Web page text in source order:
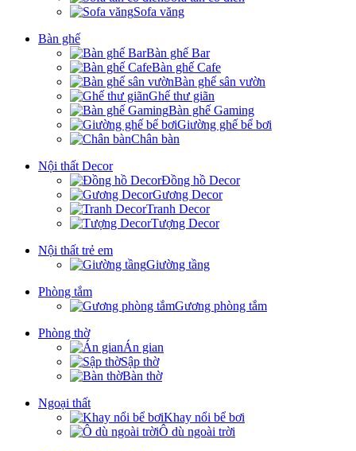
Sofa văng
Bàn ghế
Bàn ghế Bar
Bàn ghế Cafe
Bàn ghế sân vườn
Ghế thư giãn
Bàn ghế Gaming
Giường ghế bể bơi
Chân bàn
Nội thất Decor
Đồng hồ Decor
Gương Decor
Tranh Decor
Tượng Decor
Nội thất trẻ em
Giường tầng
Phòng tắm
Gương phòng tắm
Phòng thờ
Án gian
Sập thờ
Bàn thờ
Ngoại thất
Khay nổi bể bơi
Ô dù ngoài trời